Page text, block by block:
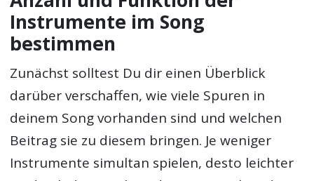
Instrumente im Song
bestimmen
Zunächst solltest Du dir einen Überblick
darüber verschaffen, wie viele Spuren in
deinem Song vorhanden sind und welchen
Beitrag sie zu diesem bringen. Je weniger
Instrumente simultan spielen, desto leichter